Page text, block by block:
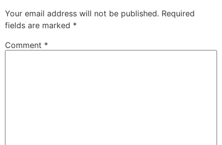
Your email address will not be published. Required
fields are marked *
Comment *